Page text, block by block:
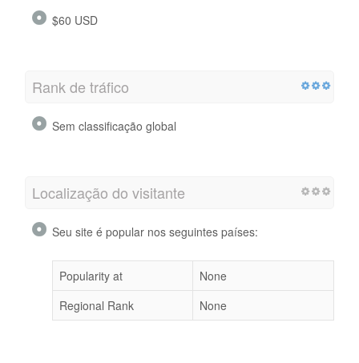
$60 USD
Rank de tráfico
Sem classificação global
Localização do visitante
Seu site é popular nos seguintes países:
Popularity at
None
Regional Rank
None